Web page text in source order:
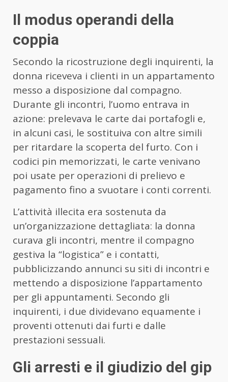
Il modus operandi della
coppia
Secondo la ricostruzione degli inquirenti, la
donna riceveva i clienti in un appartamento
messo a disposizione dal compagno.
Durante gli incontri, l’uomo entrava in
azione: prelevava le carte dai portafogli e,
in alcuni casi, le sostituiva con altre simili
per ritardare la scoperta del furto. Con i
codici pin memorizzati, le carte venivano
poi usate per operazioni di prelievo e
pagamento fino a svuotare i conti correnti.
L’attività illecita era sostenuta da
un’organizzazione dettagliata: la donna
curava gli incontri, mentre il compagno
gestiva la “logistica” e i contatti,
pubblicizzando annunci su siti di incontri e
mettendo a disposizione l’appartamento
per gli appuntamenti. Secondo gli
inquirenti, i due dividevano equamente i
proventi ottenuti dai furti e dalle
prestazioni sessuali.
Gli arresti e il giudizio del gip